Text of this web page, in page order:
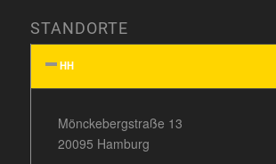
STANDORTE
HH
Mönckebergstraße 13
20095 Hamburg